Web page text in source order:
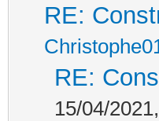
RE:
RE:
15/04/